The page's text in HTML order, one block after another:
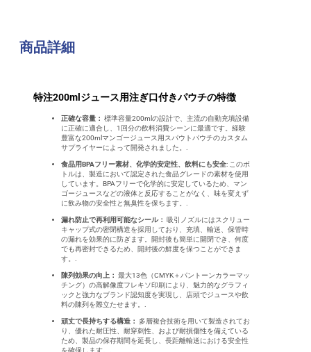
商品詳細
特注200mlジュース用注ぎ口付きパウチの特徴
正確な容量： 標準容量200mlの設計で、主流の自動充填設備
に正確に適合し、1回分の飲料消費シーンに最適です。経験
豊富な200mlマンゴージュース用スパウトパウチのカスタム
サプライヤーによって開発されました。.
食品用BPAフリー素材、化学的安定性、飲料にも安全: このボ
トルは、製造において認定された食品グレードの素材を使用
しています。BPAフリーで化学的に安定しているため、マン
ゴージュースなどの液体と反応することがなく、味を変えず
に飲み物の安全性と無臭性を保ちます。.
漏れ防止で再利用可能なシール： 吸引ノズルにはスクリュー
キャップ式の密閉構造を採用しており、充填、輸送、保管時
の漏れを効果的に防ぎます。開封後も簡単に開閉でき、何度
でも再密封できるため、開封後の鮮度を保つことができま
す。.
陳列効果の向上： 最大13色（CMYK＋パントーンカラーマッ
チング）の高解像度フレキソ印刷により、魅力的なグラフィ
ックと強力なブランド認知度を実現し、店頭でジュースや飲
料の陳列を際立たせます。.
頑丈で長持ちする構造：
多層複合技術を用いて製造されてお
り、優れた耐圧性、耐穿刺性、および耐損傷性を備えている
ため、製品の保存期間を延長し、長距離輸送における安全性